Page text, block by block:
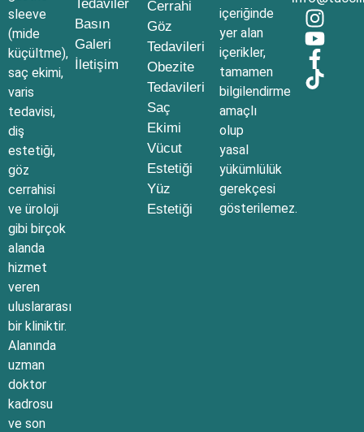
sleeve
(mide
küçültme),
saç ekimi,
varis
tedavisi,
diş
estetiği,
göz
cerrahisi
ve üroloji
gibi birçok
alanda
hizmet
veren
uluslararası
bir kliniktir.
Alanında
uzman
doktor
kadrosu
ve son
Tedaviler
Basın
Galeri
İletişim
Cerrahi
Göz
Tedavileri
Obezite
Tedavileri
Saç
Ekimi
Vücut
Estetiği
Yüz
Estetiği
içeriğinde
yer alan
içerikler,
tamamen
bilgilendirme
amaçlı
olup
yasal
yükümlülük
gerekçesi
gösterilemez.